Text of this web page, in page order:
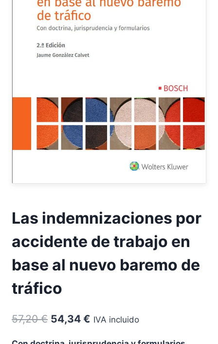
Las indemnizaciones por
accidente de trabajo en
base al nuevo baremo de
tráfico
57,20€ El
54,34€ El
IVA incluido